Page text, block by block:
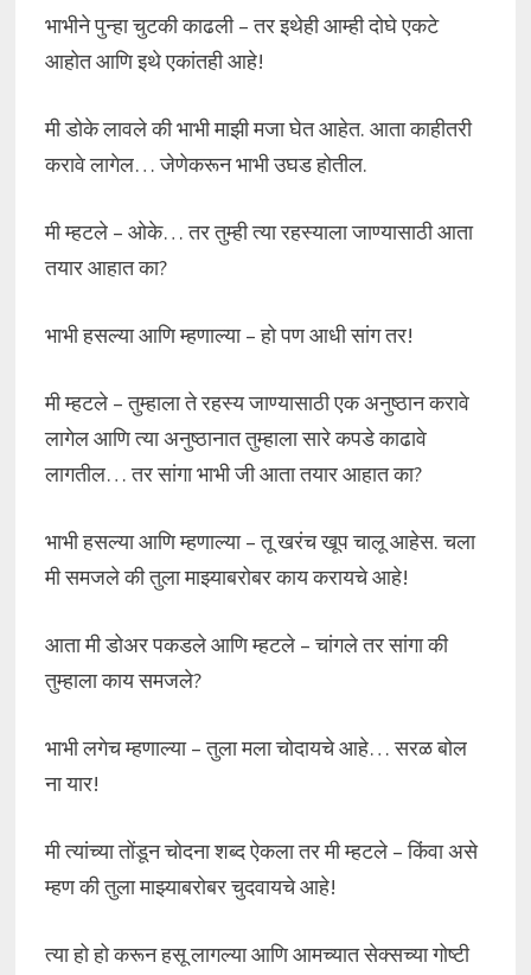
भाभीने पुन्हा चुटकी काढली – तर इथेही आम्ही दोघे एकटे
आहोत आणि इथे एकांतही आहे!
मी डोके लावले की भाभी माझी मजा घेत आहेत. आता काहीतरी
करावे लागेल… जेणेकरून भाभी उघड होतील.
मी म्हटले – ओके… तर तुम्ही त्या रहस्याला जाण्यासाठी आता
तयार आहात का?
भाभी हसल्या आणि म्हणाल्या – हो पण आधी सांग तर!
मी म्हटले – तुम्हाला ते रहस्य जाण्यासाठी एक अनुष्ठान करावे
लागेल आणि त्या अनुष्ठानात तुम्हाला सारे कपडे काढावे
लागतील… तर सांगा भाभी जी आता तयार आहात का?
भाभी हसल्या आणि म्हणाल्या – तू खरंच खूप चालू आहेस. चला
मी समजले की तुला माझ्याबरोबर काय करायचे आहे!
आता मी डोअर पकडले आणि म्हटले – चांगले तर सांगा की
तुम्हाला काय समजले?
भाभी लगेच म्हणाल्या – तुला मला चोदायचे आहे… सरळ बोल
ना यार!
मी त्यांच्या तोंडून चोदना शब्द ऐकला तर मी म्हटले – किंवा असे
म्हण की तुला माझ्याबरोबर चुदवायचे आहे!
त्या हो हो करून हसू लागल्या आणि आमच्यात सेक्सच्या गोष्टी